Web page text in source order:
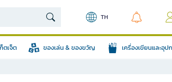
TH
ตเจ็ต ของเล่น & ของขวัญ เครื่องเขียนและอุ